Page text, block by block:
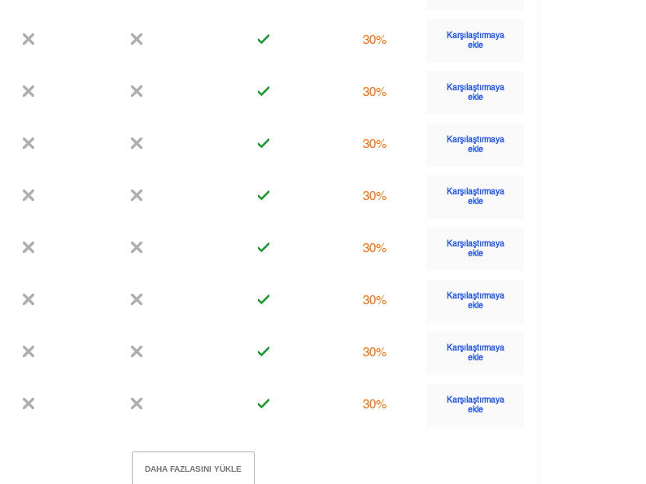
30%
Karşılaştırmaya
ekle
30%
Karşılaştırmaya
ekle
30%
Karşılaştırmaya
ekle
30%
Karşılaştırmaya
ekle
30%
Karşılaştırmaya
ekle
30%
Karşılaştırmaya
ekle
30%
Karşılaştırmaya
ekle
30%
Karşılaştırmaya
ekle
DAHA FAZLASINI YÜKLE